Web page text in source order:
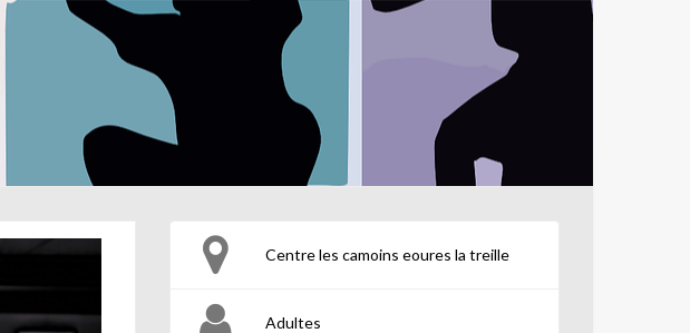
Centre les camoins eoures la treille
Adultes